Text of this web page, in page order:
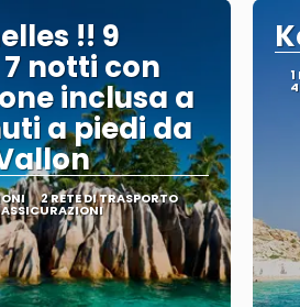
!! 9
notti con
inclusa a
a piedi da
2 RETE DI TRASPORTO
ASSICURAZIONI